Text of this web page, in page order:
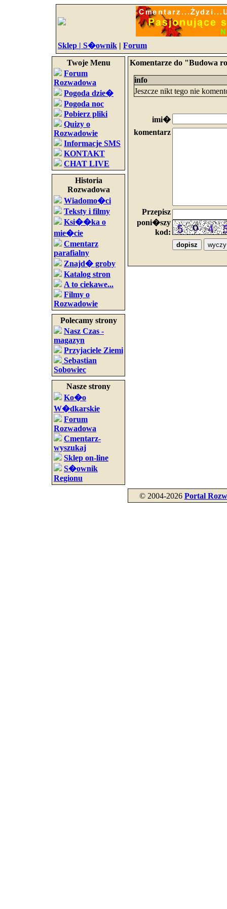
Sklep | S�ownik | Forum
Twoje Menu
Forum
Rozwadowa
Pogoda dzie�
Pogoda noc
Pobierz pliki
Quizy o
Rozwadowie
Informacje SMS
KONTAKT
CHAT LIVE
Historia
Rozwadowa
Wiadomo�ci
Teksty i filmy
Ksi��ka o
mie�cie
Cmentarz
parafialny
Znajd� groby
Katalog stron
A to ciekawe...
Filmy o
Rozwadowie
Polecamy strony
Nasz Czas -
magazyn
Przyjaciele Ziemi
Sebastian
Sobowiec
Nasze strony
Ko�o
W�dkarskie
Forum
Rozwadowa
Cmentarz-
wyszukaj
Sklep on-line
S�ownik
Regionu
Komentarze do "Budowa
info
Jeszcze nikt tego nie
imi�
komentarz
Przepisz
poni�szy
kod:
© 2004-2026 Portal